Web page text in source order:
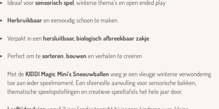
Ideaal voorsensorisch spel , winterse thema’s en open ended play
Herbruikbaaren eenvoudig schoon te maken
Verpakt in eenhersluitbaar, biologisch afbreekbaar zakje
Perfect om tesorteren,bouwenen verhalen te creëren
Met deKIDDI Magic Mini’s Sneeuwballenvoeg je een vleugje winterse verwondering
toe aan ieder speelmoment. Een sfeervolle aanvulling voor sensorische bakken,
thematische speelopstellingen en creatieve speeltafels het hele jaar door.